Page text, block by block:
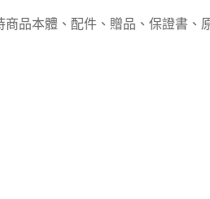
品本體、配件、贈品、保證書、